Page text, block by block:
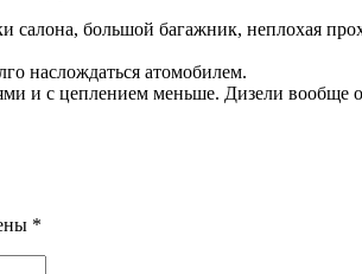
большой багажник, неплохая
наслождаться атомобилем.
и с цеплением меньше. Дизели вообще
*